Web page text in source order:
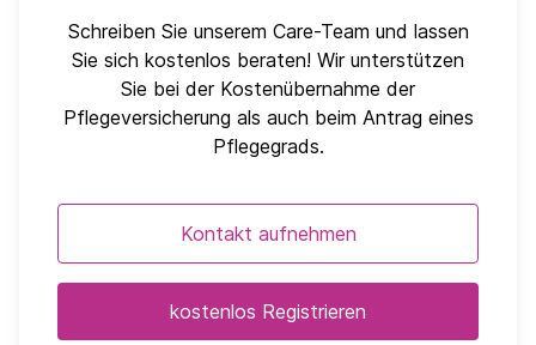
Schreiben Sie unserem Care-Team und lassen
Sie sich kostenlos beraten! Wir unterstützen
Sie bei der Kostenübernahme der
Pflegeversicherung als auch beim Antrag eines
Pflegegrads.
Kontakt aufnehmen
kostenlos Registrieren